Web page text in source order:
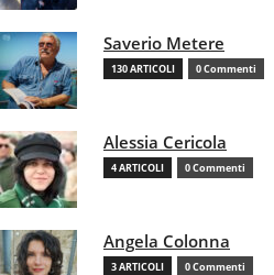
Saverio Metere
130 ARTICOLI 0 Commenti
Alessia Cericola
4 ARTICOLI 0 Commenti
Angela Colonna
3 ARTICOLI 0 Commenti